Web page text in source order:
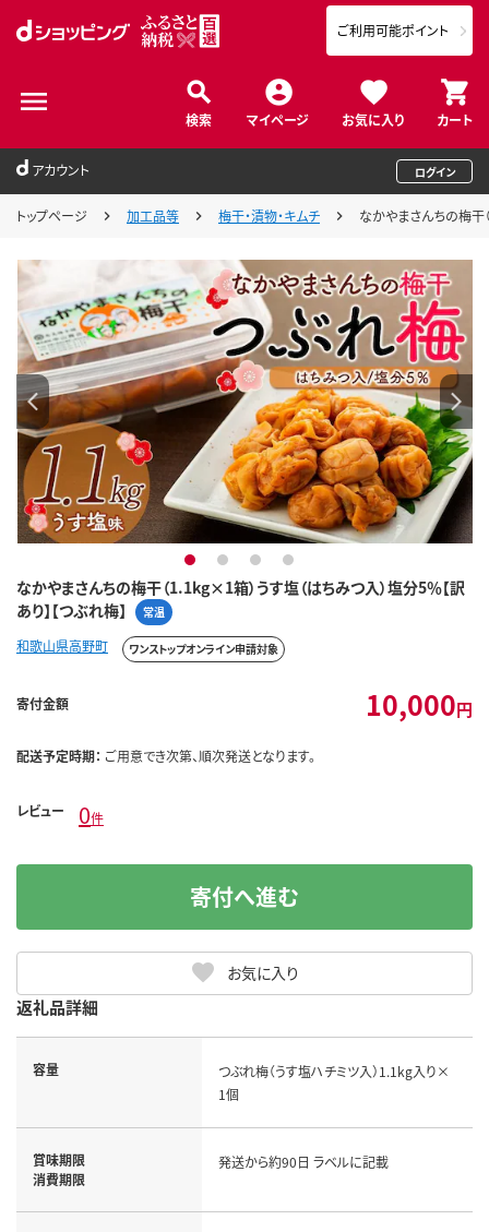
検索 マイページ お気に入り カート
ご利用可能ポイント
アカウント ログイン
トップページ 加工品等 梅干・漬物・キムチ なかやまさんちの梅干
なかやまさんちの梅干（1.1kg×1箱）うす塩（はちみつ入）塩分5％【訳
あり】【つぶれ梅】
常温
1 2 3 4
和歌山県高野町 ワンストップオンライン申請対象
寄付金額 10,000円
配送予定時期： ご用意でき次第、順次発送となります。
レビュー 0件
お気に入り
寄付へ進む
返礼品詳細
容量
つぶれ梅（うす塩ハチミツ入）1.1kg入り×
1個
賞味期限
消費期限
発送から約90日 ラベルに記載